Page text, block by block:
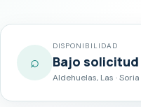
⌕
DISPONIBILIDAD
Bajo solicitud
Aldehuelas, Las · Soria